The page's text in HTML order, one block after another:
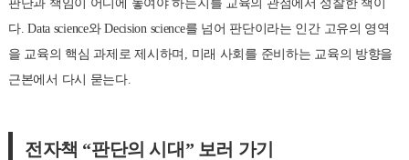
다. Data science와 Decision science를 넘어 판단이라는 인간 고유의 영역
을 교육의 핵심 과제로 제시하며, 미래 사회를 준비하는 교육의 방향을
근본에서 다시 묻는다.
전자책 “판단의 시대” 보러 가기